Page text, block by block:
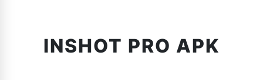
INSHOT PRO APK